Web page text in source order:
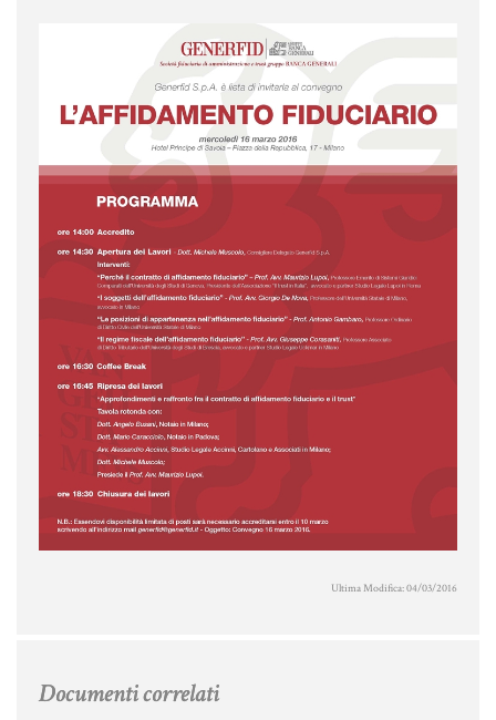
AZIENDA & SOCIETÀ
CONTRATTO DI RETE
ENTI NO-PROFIT
LEASING
Materiale Giuridico
CODICE CIVILE
LE PAROLE DIFFICILI DEL NOTAIO
MATERIALE GIURIDICO NOTARILE
SISTEMA GIURIDICO ITALIANO
Fiscalità Speciale
Ultima Modifica: 04/03/2016
Documenti correlati